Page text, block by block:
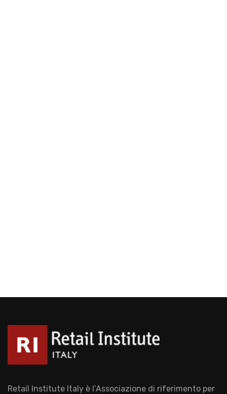
Retail Institute Italy è l’Associazione di riferimento per